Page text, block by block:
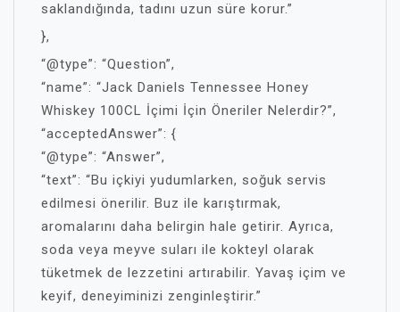
saklandığında, tadını uzun süre korur.”
},
“@type”: “Question”,
“name”: “Jack Daniels Tennessee Honey
Whiskey 100CL İçimi İçin Öneriler Nelerdir?”,
“acceptedAnswer”: {
“@type”: “Answer”,
“text”: “Bu içkiyi yudumlarken, soğuk servis
edilmesi önerilir. Buz ile karıştırmak,
aromalarını daha belirgin hale getirir. Ayrıca,
soda veya meyve suları ile kokteyl olarak
tüketmek de lezzetini artırabilir. Yavaş içim ve
keyif, deneyiminizi zenginleştirir.”